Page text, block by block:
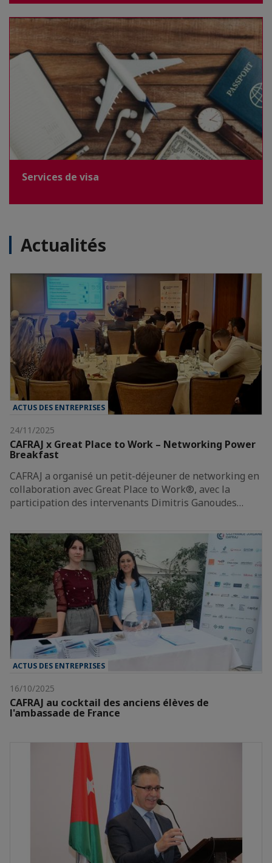
Services de visa
Actualités
ACTUS DES ENTREPRISES
24/11/2025
CAFRAJ x Great Place to Work – Networking Power
Breakfast
CAFRAJ a organisé un petit-déjeuner de networking en
collaboration avec Great Place to Work®, avec la
participation des intervenants Dimitris Ganoudes…
ACTUS DES ENTREPRISES
16/10/2025
CAFRAJ au cocktail des anciens élèves de
l'ambassade de France